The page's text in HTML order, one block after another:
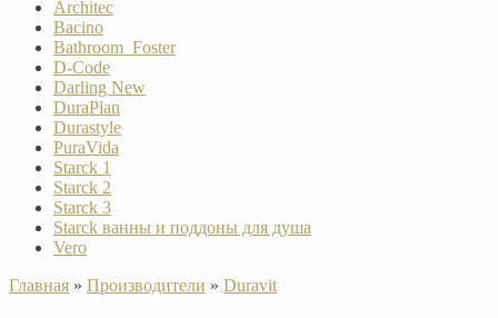
Architec
Bacino
Bathroom_Foster
D-Code
Darling New
DuraPlan
Durastyle
PuraVida
Starck 1
Starck 2
Starck 3
Starck ванны и поддоны для душа
Vero
Главная » Производители » Duravit